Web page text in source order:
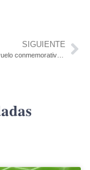
SIGUIENTE
Florida recibió vuelo conmemorativo del primer correo aéreo